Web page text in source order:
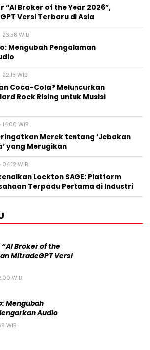
“AI Broker of the Year 2026”,
Versi Terbaru di Asia
WIB
Mengubah Pengalaman
WIB
Coca-Cola® Meluncurkan
Rock Rising untuk Musisi
WIB
Merek tentang ‘Jebakan
yang Merugikan
WIB
Lockton SAGE: Platform
Terpadu Pertama di Industri
Broker of the
MitradeGPT Versi
WIB
Mengubah
Audio
WIB